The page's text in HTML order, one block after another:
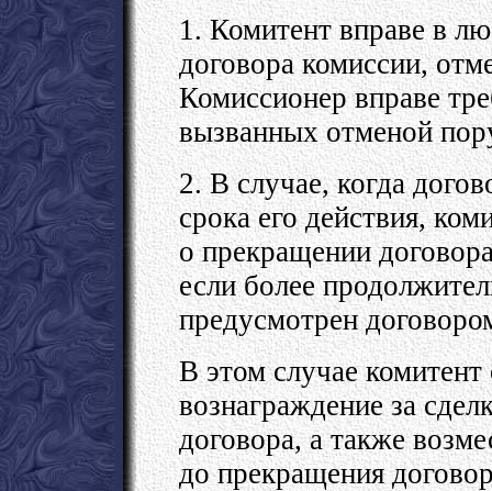
1. Комитент вправе в
договора комиссии,
Комиссионер вправе
вызванных отменой
2. В случае, когда
срока его действия,
о прекращении
если более
предусмотрен
В этом случае
вознаграждение за
договора, а также
до прекращения